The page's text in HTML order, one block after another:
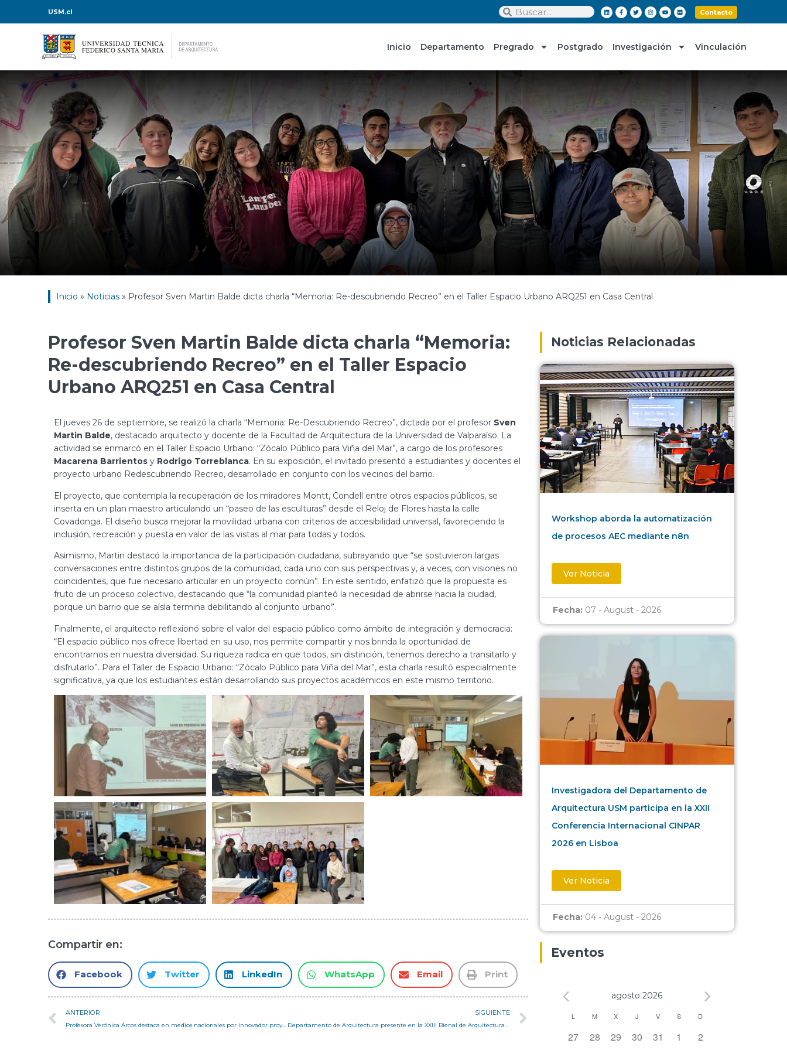
USM.cl Contacto
Inicio Departamento Pregrado Postgrado Investigación Vinculación
Inicio » Noticias » Profesor Sven Martin Balde dicta charla “Memoria: Re-descubriendo Recreo” en el Taller Espacio Urbano ARQ251 en Casa Central
Profesor Sven Martin Balde dicta charla “Memoria:
Re-descubriendo Recreo” en el Taller Espacio
Urbano ARQ251 en Casa Central
El jueves 26 de septiembre, se realizó la charla “Memoria: Re-Descubriendo Recreo”, dictada por el profesor Sven
Martin Balde, destacado arquitecto y docente de la Facultad de Arquitectura de la Universidad de Valparaíso. La
actividad se enmarcó en el Taller Espacio Urbano: “Zócalo Público para Viña del Mar”, a cargo de los profesores
Macarena Barrientos y Rodrigo Torreblanca. En su exposición, el invitado presentó a estudiantes y docentes el
proyecto urbano Redescubriendo Recreo, desarrollado en conjunto con los vecinos del barrio.
El proyecto, que contempla la recuperación de los miradores Montt, Condell entre otros espacios públicos, se
inserta en un plan maestro articulando un “paseo de las esculturas” desde el Reloj de Flores hasta la calle
Covadonga. El diseño busca mejorar la movilidad urbana con criterios de accesibilidad universal, favoreciendo la
inclusión, recreación y puesta en valor de las vistas al mar para todas y todos.
Asimismo, Martin destacó la importancia de la participación ciudadana, subrayando que “se sostuvieron largas
conversaciones entre distintos grupos de la comunidad, cada uno con sus perspectivas y, a veces, con visiones no
coincidentes, que fue necesario articular en un proyecto común”. En este sentido, enfatizó que la propuesta es
fruto de un proceso colectivo, destacando que “la comunidad planteó la necesidad de abrirse hacia la ciudad,
porque un barrio que se aísla termina debilitando al conjunto urbano”.
Finalmente, el arquitecto reflexionó sobre el valor del espacio público como ámbito de integración y democracia:
“El espacio público nos ofrece libertad en su uso, nos permite compartir y nos brinda la oportunidad de
encontrarnos en nuestra diversidad. Su riqueza radica en que todos, sin distinción, tenemos derecho a transitarlo y
disfrutarlo”. Para el Taller de Espacio Urbano: “Zócalo Público para Viña del Mar”, esta charla resultó especialmente
significativa, ya que los estudiantes están desarrollando sus proyectos académicos en este mismo territorio.
Compartir en:
Facebook Twitter LinkedIn WhatsApp Email Print
ANTERIOR
Profesora Verónica Arcos destaca en medios nacionales por innovador proyecto de biocemento con impresión 3D
SIGUIENTE
Noticias Relacionadas
Workshop aborda la automatización
de procesos AEC mediante n8n
Ver Noticia
Fecha: 07 - August - 2026
Investigadora del Departamento de
Arquitectura USM participa en la XXII
Conferencia Internacional CINPAR
2026 en Lisboa
Ver Noticia
Fecha: 04 - August - 2026
Eventos
agosto 2026
Calendario
de
L M X J V S D
0 eventos,
27 0 eventos,
28 0 eventos,
29 0 eventos,
30 0 eventos,
31 0 eventos,
1 0 eventos,
2